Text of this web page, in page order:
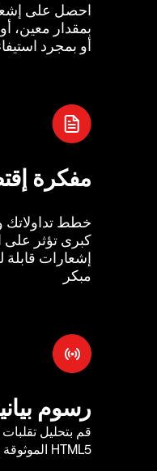
احصل على
بمقدار معين،
أو بمجرد
مفكرة
خطط تداولاتك
كبرى تؤثر على
إشعارات
مبكر
رسوم
قم بتحليل
HTML5 الموثوقة والسريعة عبر أكثر من 25 مؤشر